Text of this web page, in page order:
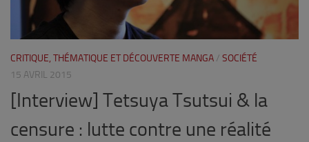
CRITIQUE, THÉMATIQUE ET DÉCOUVERTE MANGA / SOCIÉTÉ
15 AVRIL 2015
[Interview] Tetsuya Tsutsui & la
censure : lutte contre une réalité